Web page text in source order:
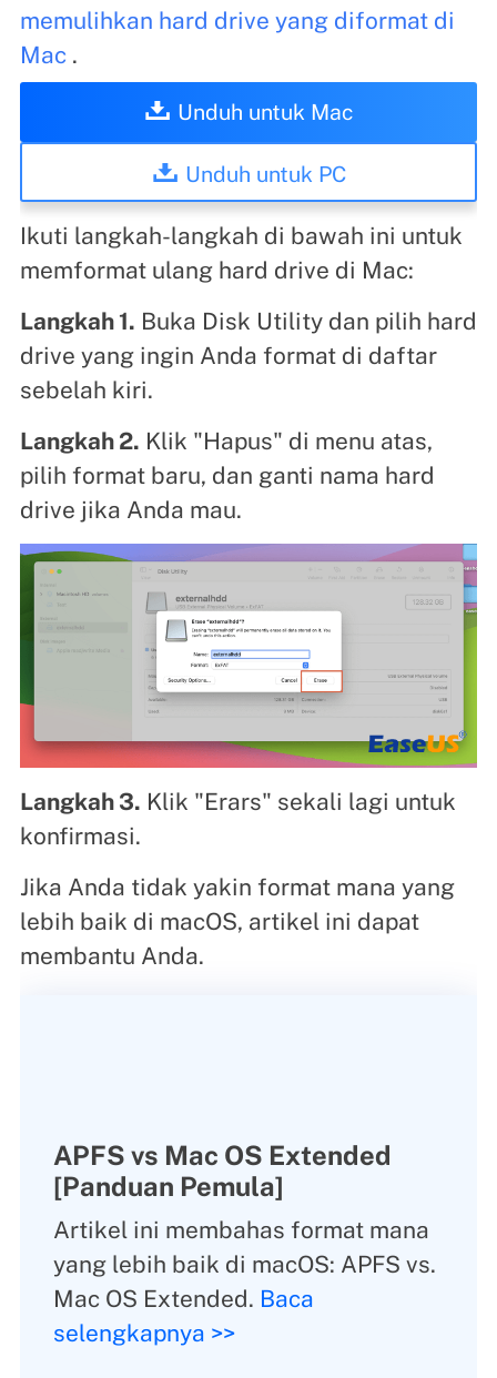
memulihkan hard drive yang diformat di
Mac.
Unduh untuk Mac
Unduh untuk PC
Ikuti langkah-langkah di bawah ini untuk
memformat ulang hard drive di Mac:
Langkah 1. Buka Disk Utility dan pilih hard
drive yang ingin Anda format di daftar
sebelah kiri.
Langkah 2. Klik "Hapus" di menu atas,
pilih format baru, dan ganti nama hard
drive jika Anda mau.
Langkah 3. Klik "Erars" sekali lagi untuk
konfirmasi.
Jika Anda tidak yakin format mana yang
lebih baik di macOS, artikel ini dapat
membantu Anda.
APFS vs Mac OS Extended
[Panduan Pemula]
Artikel ini membahas format mana
yang lebih baik di macOS: APFS vs.
Mac OS Extended. Baca
selengkapnya >>